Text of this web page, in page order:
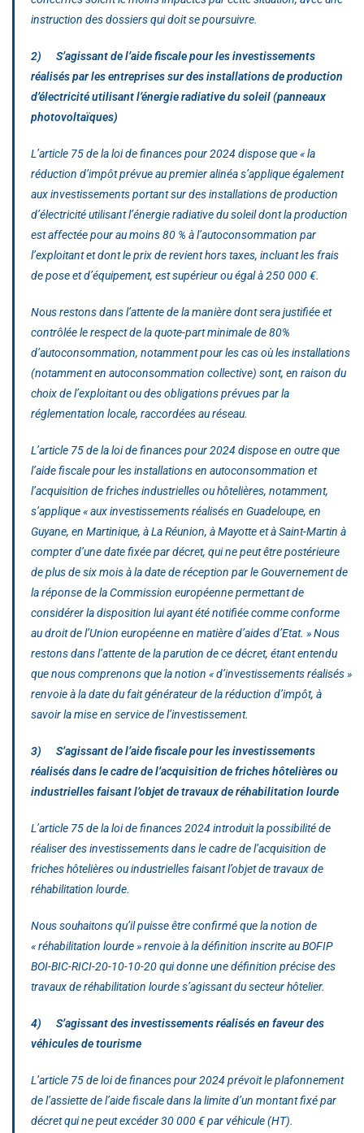
instruction des dossiers qui doit se poursuivre.
2) S’agissant de l’aide fiscale pour les investissements
réalisés par les entreprises sur des installations de production
d’électricité utilisant l’énergie radiative du soleil (panneaux
photovoltaïques)
L’article 75 de la loi de finances pour 2024 dispose que « la
réduction d’impôt prévue au premier alinéa s’applique également
aux investissements portant sur des installations de production
d’électricité utilisant l’énergie radiative du soleil dont la production
est affectée pour au moins 80 % à l’autoconsommation par
l’exploitant et dont le prix de revient hors taxes, incluant les frais
de pose et d’équipement, est supérieur ou égal à 250 000 €.
Nous restons dans l’attente de la manière dont sera justifiée et
contrôlée le respect de la quote-part minimale de 80%
d’autoconsommation, notamment pour les cas où les installations
(notamment en autoconsommation collective) sont, en raison du
choix de l’exploitant ou des obligations prévues par la
réglementation locale, raccordées au réseau.
L’article 75 de la loi de finances pour 2024 dispose en outre que
l’aide fiscale pour les installations en autoconsommation et
l’acquisition de friches industrielles ou hôtelières, notamment,
s’applique« aux investissements réalisés en Guadeloupe, en
Guyane, en Martinique, à La Réunion, à Mayotte et à Saint-Martin à
compter d’une date fixée par décret, qui ne peut être postérieure
de plus de six mois à la date de réception par le Gouvernement de
la réponse de la Commission européenne permettant de
considérer la disposition lui ayant été notifiée comme conforme
au droit de l’Union européenne en matière d’aides d’Etat. »Nous
restons dans l’attente de la parution de ce décret, étant entendu
que nous comprenons que la notion « d’investissements réalisés »
renvoie à la date du fait générateur de la réduction d’impôt, à
savoir la mise en service de l’investissement.
3) S’agissant de l’aide fiscale pour les investissements
réalisés dans le cadre de l’acquisition de friches hôtelières ou
industrielles faisant l’objet de travaux de réhabilitation lourde
L’article 75 de la loi de finances 2024 introduit la possibilité de
réaliser des investissements dans le cadre de l’acquisition de
friches hôtelières ou industrielles faisant l’objet de travaux de
réhabilitation lourde.
Nous souhaitons qu’il puisse être confirmé que la notion de
« réhabilitation lourde » renvoie à la définition inscrite au BOFIP
BOI-BIC-RICI-20-10-10-20 qui donne une définition précise des
travaux de réhabilitation lourde s’agissant du secteur hôtelier.
4) S’agissant des investissements réalisés en faveur des
véhicules de tourisme
L’article 75 de loi de finances pour 2024 prévoit le plafonnement
de l’assiette de l’aide fiscale dans la limite d’un montant fixé par
décret qui ne peut excéder 30 000 € par véhicule (HT).